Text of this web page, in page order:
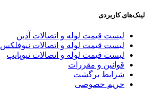
لینک‌های کاربردی
لیست قیمت لوله و اتصالات آذین
لیست قیمت لوله و اتصالات نیوفلکس
لیست قیمت لوله و اتصالات نیوپایپ
قوانین و مقررات
شرایط برگشت
حریم خصوصی